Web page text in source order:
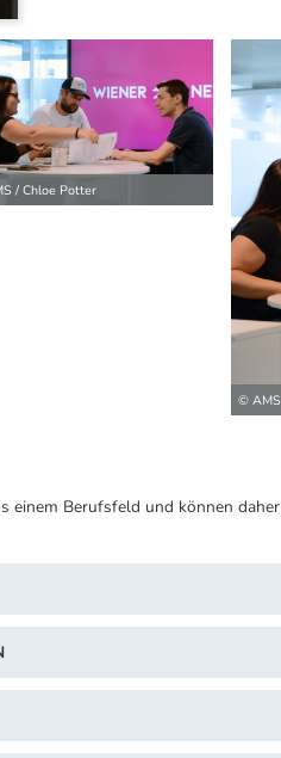
/ Chloe Potter
©
Bilder
einem Berufsfeld und können